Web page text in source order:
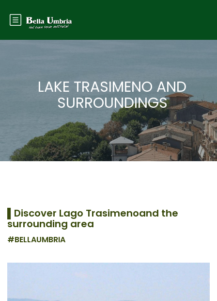
LAKE TRASIMENO AND
SURROUNDINGS
Discover Lago Trasimenoand the
surrounding area
#BELLAUMBRIA